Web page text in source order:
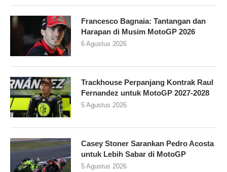
Francesco Bagnaia: Tantangan dan
Harapan di Musim MotoGP 2026
6 Agustus 2026
Trackhouse Perpanjang Kontrak Raul
Fernandez untuk MotoGP 2027-2028
5 Agustus 2026
Casey Stoner Sarankan Pedro Acosta
untuk Lebih Sabar di MotoGP
5 Agustus 2026